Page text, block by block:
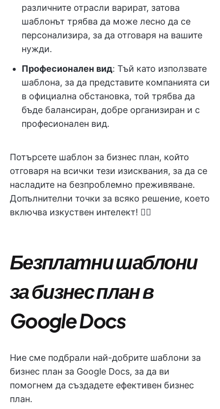
различните отрасли варират, затова
шаблонът трябва да може лесно да се
персонализира, за да отговаря на вашите
нужди.
Професионален вид: Тъй като използвате
шаблона, за да представите компанията си
в официална обстановка, той трябва да
бъде балансиран, добре организиран и с
професионален вид.
Потърсете шаблон за бизнес план, който
отговаря на всички тези изисквания, за да се
насладите на безпроблемно преживяване.
Допълнителни точки за всяко решение, което
включва изкуствен интелект! 👇🏼
Безплатни шаблони
за бизнес план в
Google Docs
Ние сме подбрали най-добрите шаблони за
бизнес план за Google Docs, за да ви
помогнем да създадете ефективен бизнес
план.